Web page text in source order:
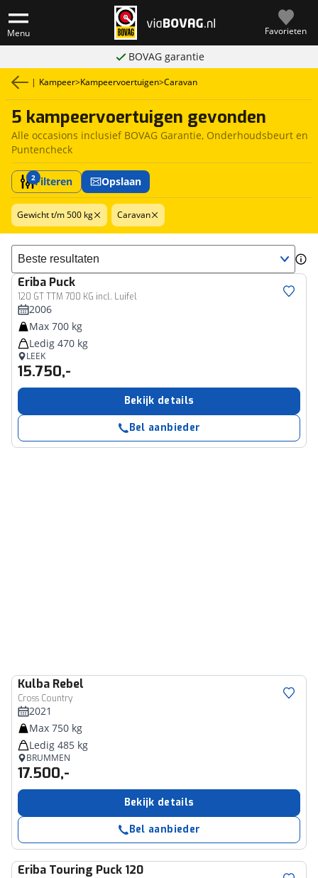
Menu Favorieten
BOVAG garantie
| Kampeer>Kampeervoertuigen>Caravan
5 kampeervoertuigen gevonden
Alle occasions inclusief BOVAG Garantie, Onderhoudsbeurt en
Puntencheck
2Filteren Opslaan
Gewicht t/m 500 kg Caravan
Sorteer resultaten
Eriba Puck
120 GT TTM 700 KG incl. Luifel
2006
Max 700 kg
Ledig 470 kg
LEEK
15.750,-
Bekijk details
Bel aanbieder
Kulba Rebel
Cross Country
2021
Max 750 kg
Ledig 485 kg
BRUMMEN
17.500,-
Bekijk details
Bel aanbieder
Eriba Touring Puck 120